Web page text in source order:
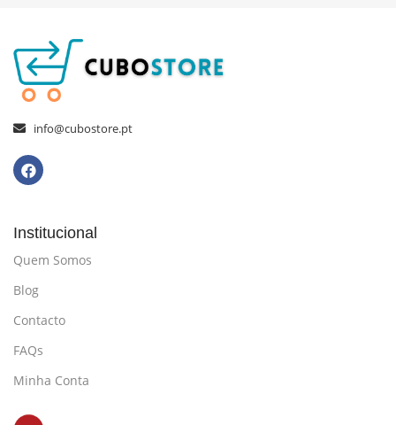
info@cubostore.pt
Institucional
Quem Somos
Blog
Contacto
FAQs
Minha Conta